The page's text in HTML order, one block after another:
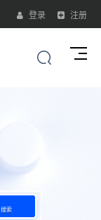
登录 注册
搜索